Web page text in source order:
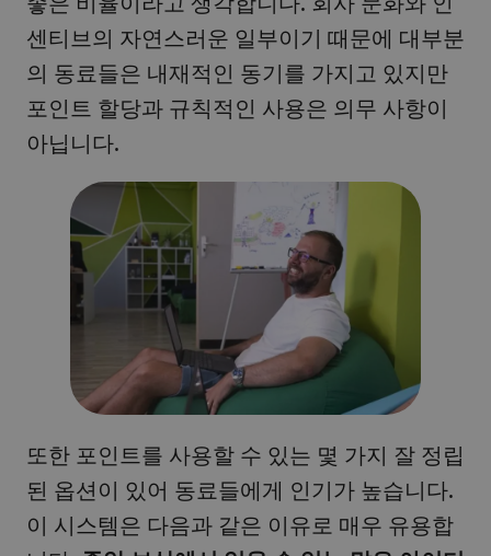
센티브의 자연스러운 일부이기 때문에 대부분
의 동료들은 내재적인 동기를 가지고 있지만
포인트 할당과 규칙적인 사용은 의무 사항이
아닙니다.
또한 포인트를 사용할 수 있는 몇 가지 잘 정립
된 옵션이 있어 동료들에게 인기가 높습니다.
이 시스템은 다음과 같은 이유로 매우 유용합